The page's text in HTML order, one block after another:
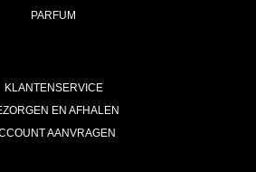
PARFUM
KLANTENSERVICE
EN AFHALEN
AANVRAGEN